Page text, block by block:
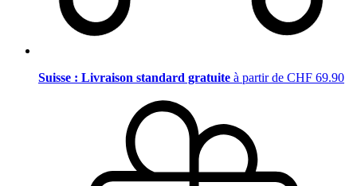
Suisse : Livraison standard gratuite à partir de CHF 69.90